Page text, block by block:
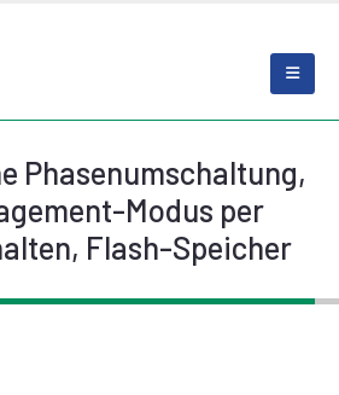
Phasenumschaltung,
Modus per
Flash-Speicher